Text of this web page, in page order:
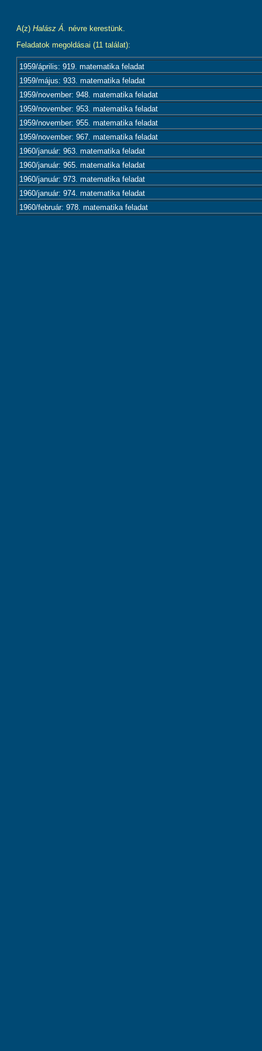
A(z) Halász Á. névre kerestünk.
Feladatok megoldásai (11 találat):
1959/április: 919. matematika feladat
1959/május: 933. matematika feladat
1959/november: 948. matematika feladat
1959/november: 953. matematika feladat
1959/november: 955. matematika feladat
1959/november: 967. matematika feladat
1960/január: 963. matematika feladat
1960/január: 965. matematika feladat
1960/január: 973. matematika feladat
1960/január: 974. matematika feladat
1960/február: 978. matematika feladat